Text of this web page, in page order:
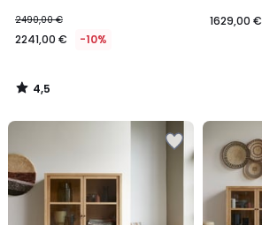
2490,00 €
2241,00 € -10%
4,5
/
1629,00 €